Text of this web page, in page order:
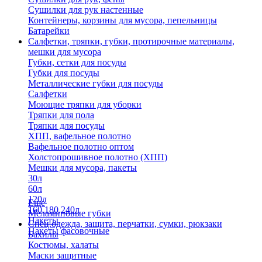
Сушилки для рук настенные
Контейнеры, корзины для мусора, пепельницы
Батарейки
Салфетки, тряпки, губки, протирочные материалы,
мешки для мусора
Губки, сетки для посуды
Губки для посуды
Металлические губки для посуды
Салфетки
Моющие тряпки для уборки
Тряпки для пола
Тряпки для посуды
ХПП, вафельное полотно
Вафельное полотно оптом
Холстопрошивное полотно (ХПП)
Мешки для мусора, пакеты
30л
60л
120л
160,180,240л
Пакеты
Пакеты фасовочные
Еще
Меламиновые губки
Спец.одежда, защита, перчатки, сумки, рюкзаки
Бахилы
Костюмы, халаты
Маски защитные